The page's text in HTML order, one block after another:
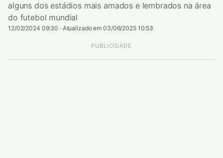
alguns dos estádios mais amados e lembrados na área
do futebol mundial
12/02/2024 09:30 · Atualizado em 03/06/2025 10:53
PUBLICIDADE